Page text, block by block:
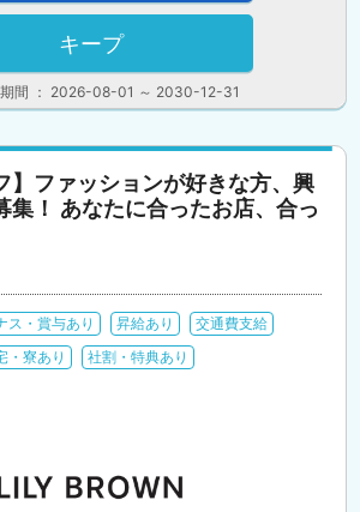
期間 ： 2026-08-01 ～ 2030-12-31
キープ
】ファッションが好きな方、興
集！ あなたに合ったお店、合っ
ス・賞与あり 昇給あり
交通費支給
・寮あり 社割・特典あり